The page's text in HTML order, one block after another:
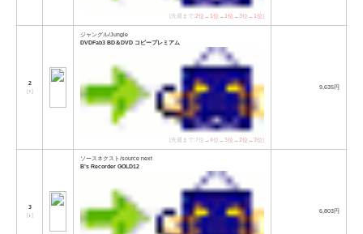
[先週まで:2位 →1位 →1位 →3位 →1位]
2
[↑]
ジャングル/Jungle
DVDFab3 BD＆DVD コピープレミアム
[先週まで:7位→4位 →3位 →2位 →3位]
9,635円
3
[↓]
ソースネクスト/source next
B’s Recorder GOLD12
6,803円